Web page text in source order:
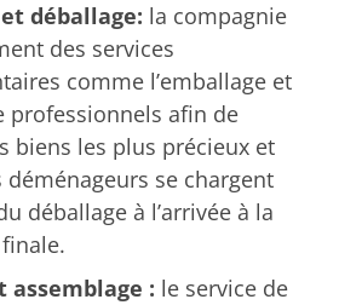
déballage: la compagnie
des services
comme l’emballage et
professionnels afin de
biens les plus précieux et
déménageurs se chargent
déballage à l’arrivée à la
assemblage : le service de